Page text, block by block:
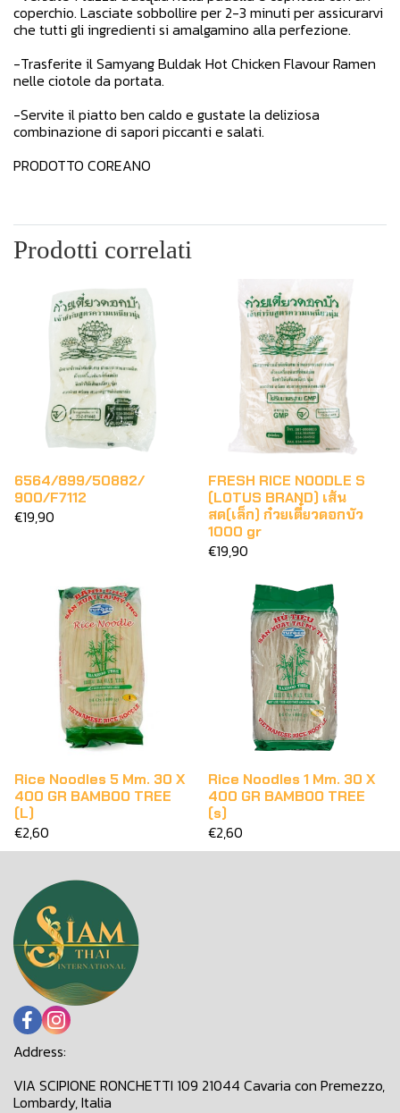
coperchio. Lasciate sobbollire per 2-3 minuti per assicurarvi
che tutti gli ingredienti si amalgamino alla perfezione.
-Trasferite il Samyang Buldak Hot Chicken Flavour Ramen
nelle ciotole da portata.
-Servite il piatto ben caldo e gustate la deliziosa
combinazione di sapori piccanti e salati.
PRODOTTO COREANO
Prodotti correlati
6564/899/50882/
900/F7112
€19,90
FRESH RICE NOODLE S
(LOTUS BRAND) เส้น
สด(เล็ก) ก๋วยเตี๋ยวดอกบัว
1000 gr
€19,90
Rice Noodles 5 Mm. 30 X
400 GR BAMBOO TREE
(L)
€2,60
Rice Noodles 1 Mm. 30 X
400 GR BAMBOO TREE
(s)
€2,60
Address:
VIA SCIPIONE RONCHETTI 109 21044 Cavaria con Premezzo,
Lombardy, Italia